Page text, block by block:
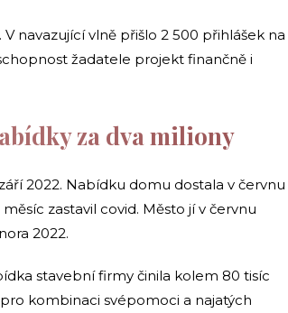
navazující vlně přišlo 2 500 přihlášek na
žadatele projekt finančně i
za dva miliony
2022. Nabídku domu dostala v červnu
zastavil covid. Město jí v červnu
2022.
stavební firmy činila kolem 80 tisíc
kombinaci svépomoci a najatých